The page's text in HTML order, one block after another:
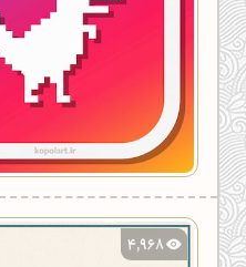
رنگ مکمل
تمام ابزارها
4,968